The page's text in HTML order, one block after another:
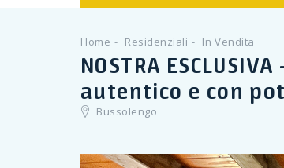
Home Residenziali In Vendita
NOSTRA
autentico e con
Bussolengo